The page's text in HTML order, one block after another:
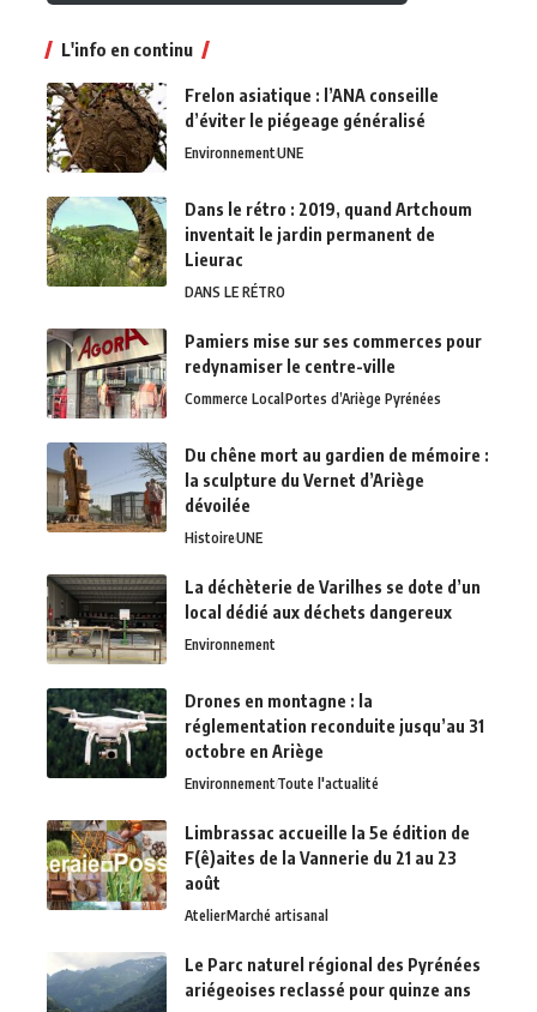
L'info en continu
Frelon asiatique : l’ANA conseille
d’éviter le piégeage généralisé
EnvironnementUNE
Dans le rétro : 2019, quand Artchoum
inventait le jardin permanent de
Lieurac
DANS LE RÉTRO
Pamiers mise sur ses commerces pour
redynamiser le centre-ville
Commerce LocalPortes d’Ariège Pyrénées
Du chêne mort au gardien de mémoire :
la sculpture du Vernet d’Ariège
dévoilée
HistoireUNE
La déchèterie de Varilhes se dote d’un
local dédié aux déchets dangereux
Environnement
Drones en montagne : la
réglementation reconduite jusqu’au 31
octobre en Ariège
EnvironnementToute l'actualité
Limbrassac accueille la 5e édition de
F(ê)aites de la Vannerie du 21 au 23
août
AtelierMarché artisanal
Le Parc naturel régional des Pyrénées
ariégeoises reclassé pour quinze ans